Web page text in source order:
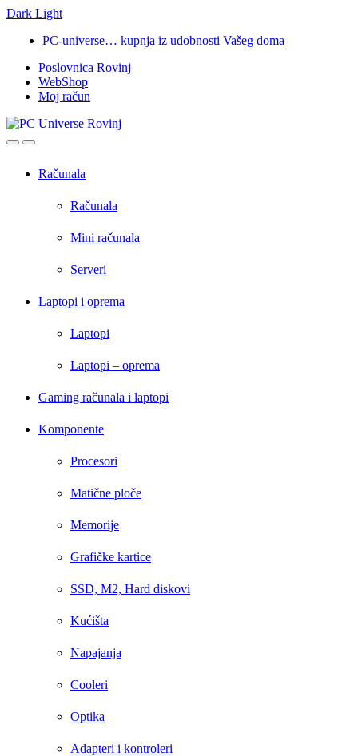
Dark Light
navigation
content
PC-universe… kupnja iz udobnosti Vašeg doma
Poslovnica Rovinj
WebShop
Moj račun
OpenClose
Računala
Računala
Mini računala
Serveri
Laptopi i oprema
Laptopi
Laptopi – oprema
Gaming računala i laptopi
Komponente
Procesori
Matične ploče
Memorije
Grafičke kartice
SSD, M2, Hard diskovi
Kućišta
Napajanja
Cooleri
Optika
Adapteri i kontroleri